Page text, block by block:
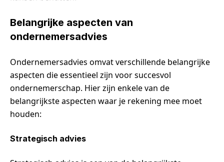
Belangrijke aspecten van
ondernemersadvies
Ondernemersadvies omvat verschillende belangrijke
aspecten die essentieel zijn voor succesvol
ondernemerschap. Hier zijn enkele van de
belangrijkste aspecten waar je rekening mee moet
houden:
Strategisch advies